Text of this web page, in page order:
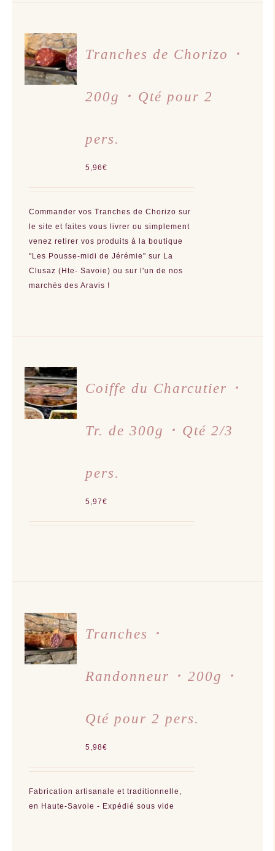
AJOUTER
AU
PANIER
/
DÉTAILS
Tranches de Chorizo ･
200g ･ Qté pour 2
pers.
5,96€
Commander vos Tranches de Chorizo sur
le site et faites vous livrer ou simplement
venez retirer vos produits à la boutique
"Les Pousse-midi de Jérémie" sur La
Clusaz (Hte- Savoie) ou sur l'un de nos
marchés des Aravis !
AJOUTER
AU
PANIER
/
DÉTAILS
Coiffe du Charcutier ･
Tr. de 300g ･ Qté 2/3
pers.
5,97€
AJOUTER
AU
PANIER
/
DÉTAILS
Tranches ･
Randonneur ･ 200g ･
Qté pour 2 pers.
5,98€
Fabrication artisanale et traditionnelle,
en Haute-Savoie - Expédié sous vide